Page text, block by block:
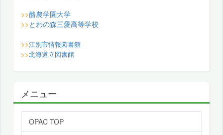
>>酪農学園大学
>> とわの森三愛高等学校
>>江別市情報図書館
>>北海道立図書館
メニュー
OPAC TOP